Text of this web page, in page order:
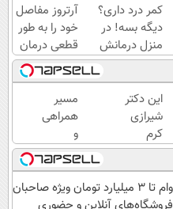
کمر درد داری؟
دیگه بسه! در
منزل درمانش
کن
(◀پرسش‌نامه)
آرتروز مفاصل
خود را به طور
قطعی درمان
کنید!
◗پرسش‌نامه◖
این دکتر
شیرازی
کرم
ترمیم
زخم
ایرانی را
ساخت!!!
مسیر
همراهی
و
گزارش
عملکرد
گروه
اسنپ
وام تا ۳ میلیارد تومان ویژه صاحبان
فروشگاه‌های آنلاین و حضوری